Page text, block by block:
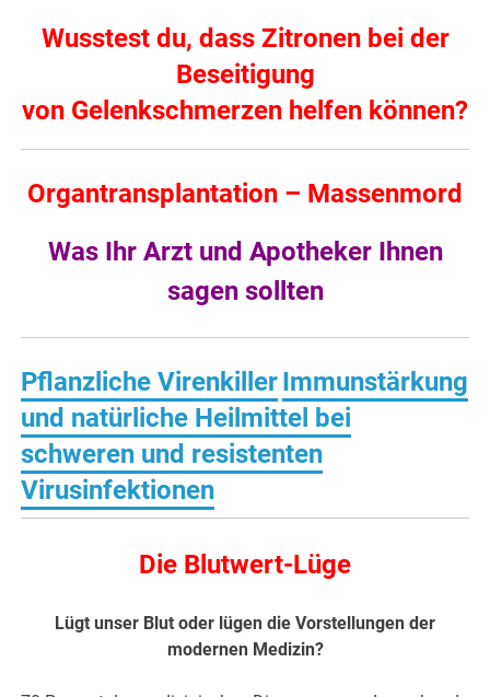
Wusstest du, dass Zitronen bei der
Beseitigung
von Gelenkschmerzen helfen können?
Organtransplantation – Massenmord
Was Ihr Arzt und Apotheker Ihnen
sagen sollten
Pflanzliche VirenkillerImmunstärkung
und natürliche Heilmittel bei
schweren und resistenten
Virusinfektionen
Die Blutwert-Lüge
Lügt unser Blut oder lügen die Vorstellungen der
modernen Medizin?